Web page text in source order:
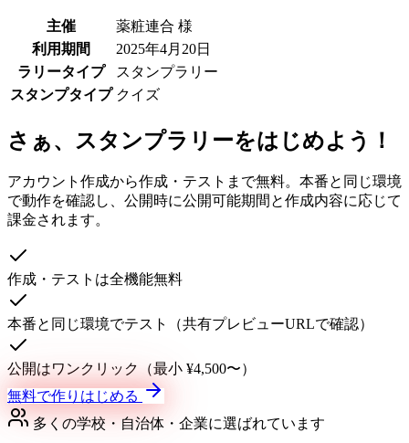
主催
薬粧連合 様
利用期間
2025年4月20日
ラリータイプ
スタンプラリー
スタンプタイプ クイズ
さぁ、スタンプラリーをはじめよう！
アカウント作成から作成・テストまで無料。本番と同じ環境
で動作を確認し、公開時に公開可能期間と作成内容に応じて
課金されます。
作成・テストは全機能無料
本番と同じ環境でテスト（共有プレビューURLで確認）
公開はワンクリック（最小 ¥4,500〜）
無料で作りはじめる
多くの学校・自治体・企業に選ばれています